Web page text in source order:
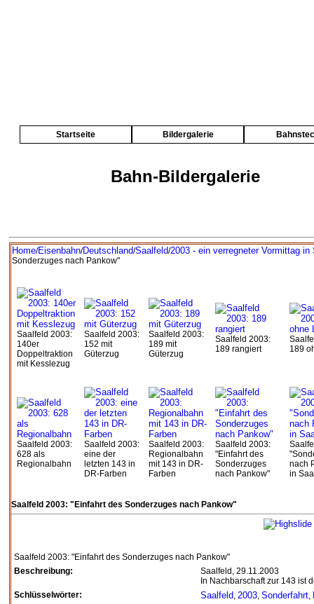
Startseite Bildergalerie
Bahn-Bildergalerie
Home/Eisenbahn/Deutschland/Saalfeld/2003 - ein verregneter Vormittag in
Sonderzuges nach Pankow"
Saalfeld 2003:
140er
Doppeltraktion
mit Kesslezug
Saalfeld 2003:
152 mit
Güterzug
Saalfeld 2003:
189 mit
Güterzug
Saalfeld 2003:
189 rangiert
189
Saalfeld 2003:
628 als
Regionalbahn
Saalfeld 2003:
eine der
letzten 143 in
DR-Farben
Saalfeld 2003:
Regionalbahn
mit 143 in DR-
Farben
Saalfeld 2003:
"Einfahrt des
Sonderzuges
nach Pankow"
nach
in
Saalfeld 2003: "Einfahrt des Sonderzuges nach Pankow"
Saalfeld 2003: "Einfahrt des Sonderzuges nach Pankow"
Beschreibung:
Saalfeld, 29.11.2003
In Nachbarschaft zur 143 ist
Schlüsselwörter:
Saalfeld, 2003, Sonderfahrt,